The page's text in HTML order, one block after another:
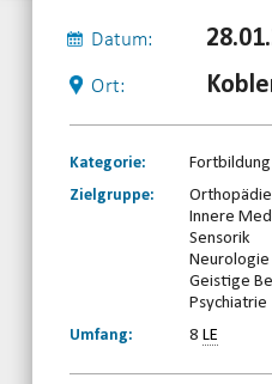
Datum:
Ort:
Kategorie:
Fortbildung
Zielgruppe:
Orthopädie
Innere
Sensorik
Neurologie
Geistige
Psychiatrie
Umfang:
8LE